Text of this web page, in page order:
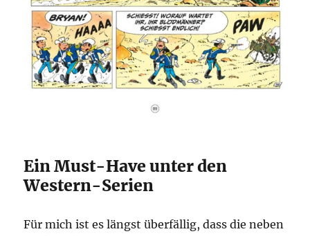
Ein Must-Have unter den
Western-Serien
Für mich ist es längst überfällig, dass die neben